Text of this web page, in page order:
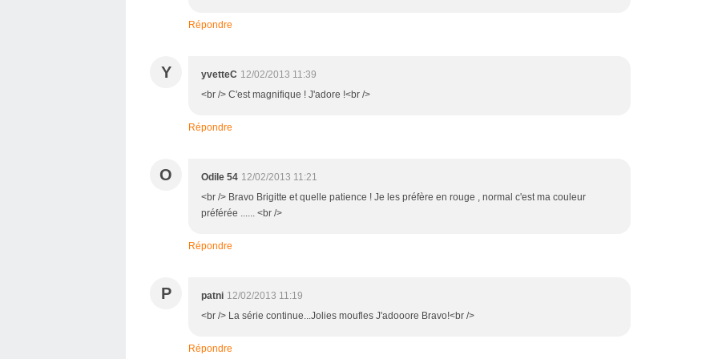
Répondre
Y yvetteC 12/02/2013 11:39
<br /> C'est magnifique ! J'adore !<br />
Répondre
O Odile 54 12/02/2013 11:21
<br /> Bravo Brigitte et quelle patience ! Je les préfère en rouge , normal c'est ma couleur
préférée ...... <br />
Répondre
P patni 12/02/2013 11:19
<br /> La série continue...Jolies moufles J'adooore Bravo!<br />
Répondre